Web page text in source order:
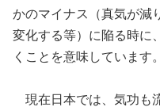
かのマイナス（真気が減
変化する等）に陥る時に
くことを意味しています。
現在日本では、気功も